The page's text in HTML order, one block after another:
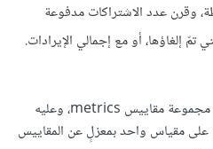
وقرن عدد الاشتراكات مدفوعة
تمّ إلغاؤها، أو مع إجمالي الإيرادات.
إدراك أن منتجك عبارة عن مجموعة مقاييس metrics، وعليه
على مقياس واحد بمعزلٍ عن المقاييس